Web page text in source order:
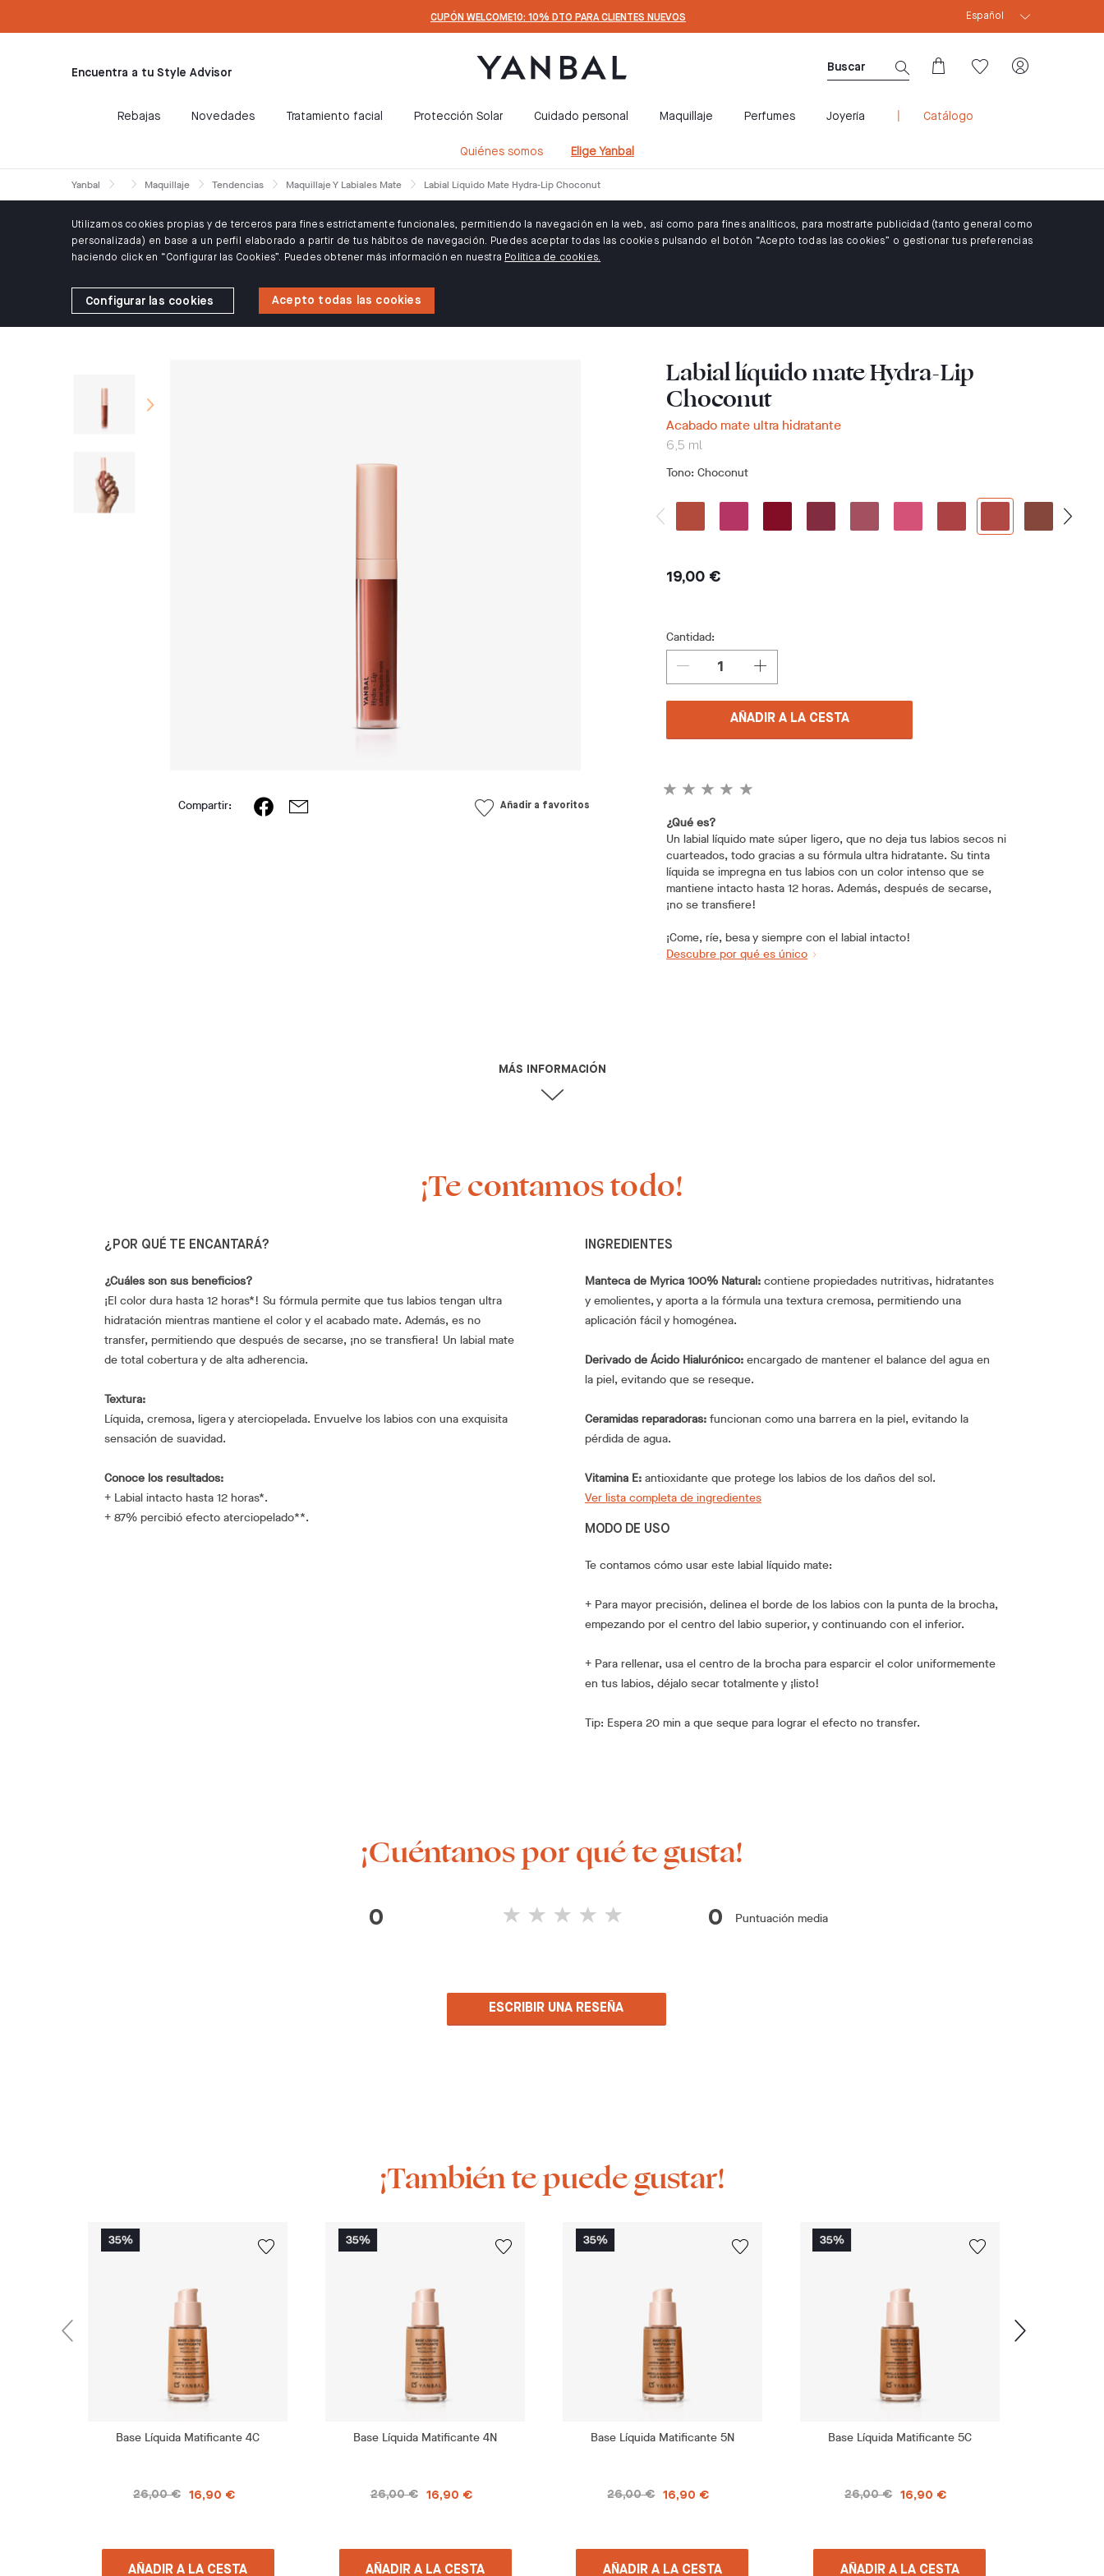
CUPÓN WELCOME10: 10% DTO PARA CLIENTES NUEVOS CUPÓN WELCOME10: 10% DTO PARA CLIENTES
Español
Encuentra a tu Style Advisor
Rebajas Novedades Tratamiento facial Protección Solar Cuidado personal Maquillaje Perfumes Joyería Catálogo
Quiénes somos Elige Yanbal
Yanbal Maquillaje Tendencias Maquillaje Y Labiales Mate Labial Líquido Mate Hydra-Lip Choconut
Utilizamos cookies propias y de terceros para fines estrictamente funcionales, permitiendo la navegación en la web, así como para fines analíticos, para mostrarte publicidad (tanto general como
personalizada) en base a un perfil elaborado a partir de tus hábitos de navegación. Puedes aceptar todas las cookies pulsando el botón “Acepto todas las cookies” o gestionar tus preferencias
haciendo click en “Configurar las Cookies”. Puedes obtener más información en nuestra Política de cookies.
Configurar las cookies Acepto todas las cookies
Compartir: Añadir a favoritos
Labial líquido mate Hydra-Lip
Choconut
Acabado mate ultra hidratante
6,5 ml
Tono: Choconut
19,00 €
Cantidad:
AÑADIR A LA CESTA
¿Qué es?
Un labial líquido mate súper ligero, que no deja tus labios secos ni
cuarteados, todo gracias a su fórmula ultra hidratante. Su tinta
líquida se impregna en tus labios con un color intenso que se
mantiene intacto hasta 12 horas. Además, después de secarse,
¡no se transfiere!
¡Come, ríe, besa y siempre con el labial intacto!
Descubre por qué es único
¡Te contamos todo!
¿POR QUÉ TE ENCANTARÁ?
¿Cuáles son sus beneficios?
¡El color dura hasta 12 horas*! Su fórmula permite que tus labios tengan ultra
hidratación mientras mantiene el color y el acabado mate. Además, es no
transfer, permitiendo que después de secarse, ¡no se transfiera! Un labial mate
de total cobertura y de alta adherencia.
Textura:
Líquida, cremosa, ligera y aterciopelada. Envuelve los labios con una exquisita
sensación de suavidad.
Conoce los resultados:
+ Labial intacto hasta 12 horas*.
+ 87% percibió efecto aterciopelado**.
INGREDIENTES
Manteca de Myrica 100% Natural: contiene propiedades nutritivas, hidratantes
y emolientes, y aporta a la fórmula una textura cremosa, permitiendo una
aplicación fácil y homogénea.
Derivado de Ácido Hialurónico: encargado de mantener el balance del agua en
la piel, evitando que se reseque.
Ceramidas reparadoras: funcionan como una barrera en la piel, evitando la
pérdida de agua.
Vitamina E: antioxidante que protege los labios de los daños del sol.
Ver lista completa de ingredientes
MODO DE USO
Te contamos cómo usar este labial líquido mate:
+ Para mayor precisión, delinea el borde de los labios con la punta de la brocha,
empezando por el centro del labio superior, y continuando con el inferior.
+ Para rellenar, usa el centro de la brocha para esparcir el color uniformemente
en tus labios, déjalo secar totalmente y ¡listo!
Tip: Espera 20 min a que seque para lograr el efecto no transfer.
¡Cuéntanos por qué te gusta!
0 0 Puntuación media
ESCRIBIR UNA RESEÑA
¡También te puede gustar!
Base Líquida Matificante 4C
26,00 € 16,90 €
AÑADIR A LA CESTA
Base Líquida Matificante 4N
26,00 € 16,90 €
AÑADIR A LA CESTA
Base Líquida Matificante 5N
26,00 € 16,90 €
AÑADIR A LA CESTA
Base Líquida Matificante 5C
26,00 € 16,90 €
AÑADIR A LA CESTA